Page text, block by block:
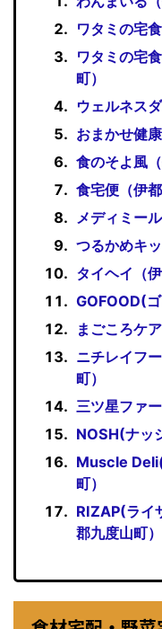
ワタミの宅
ワタミの宅
町）
ウェルネス
おまかせ健
食のそよ風
食宅便（伊
メディミー
つるかめキ
タイヘイ（
GOFOOD(
まごころケ
ニチレイフ
町）
三ツ星ファ
NOSH(ナッ
Muscle
町）
RIZAP(ライ
郡九度山町）